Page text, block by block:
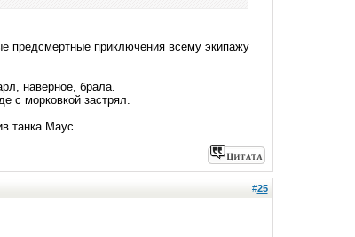
предсмертные приключения всему экипажу
наверное, брала.
с морковкой застрял.
танка Маус.
#25